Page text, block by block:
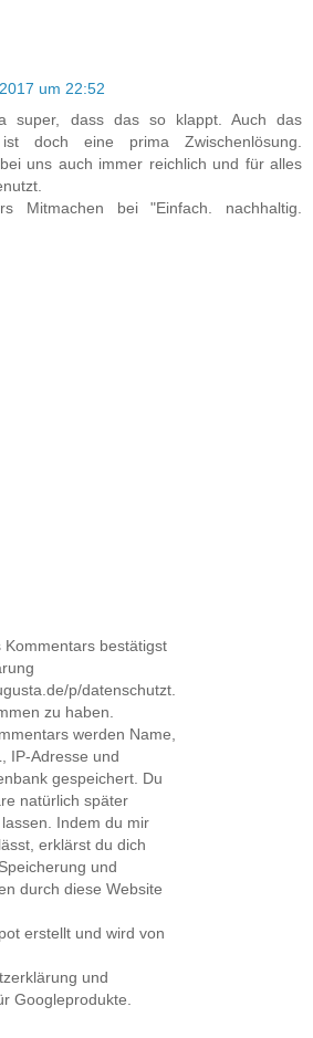
um 22:52
super, dass das so klappt. Auch das
ist doch eine prima Zwischenlösung.
uns auch immer reichlich und für alles
Mitmachen bei "Einfach. nachhaltig.
Kommentars bestätigst
p/datenschutzt.
zu haben.
werden Name,
IP-Adresse und
gespeichert. Du
natürlich später
Indem du mir
erklärst du dich
und
durch diese Website
erstellt und wird von
und
Googleprodukte.